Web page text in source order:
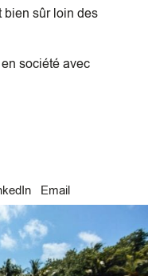
bien sûr loin des
société avec
Email